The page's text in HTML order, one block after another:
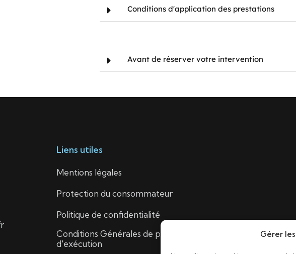
Gérer
Conditions d'application des prestations
Avant de réserver votre intervention
Liens utiles
Mentions légales
Protection du consommateur
Politique de confidentialité
Conditions Générales de prix et
d'exécution